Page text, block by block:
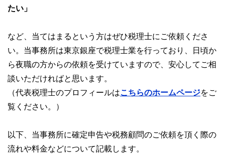
たい」
など、当てはまるという方はぜひ税理士にご依頼くださ
い。当事務所は東京銀座で税理士業を行っており、日頃か
ら夜職の方からの依頼を受けていますので、安心してご相
談いただければと思います。
（代表税理士のプロフィールはこちらのホームページをご
覧ください。）
以下、当事務所に確定申告や税務顧問のご依頼を頂く際の
流れや料金などについて記載します。